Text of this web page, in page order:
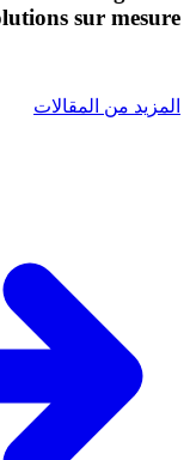
sur mesure !
المزيد من المقالات